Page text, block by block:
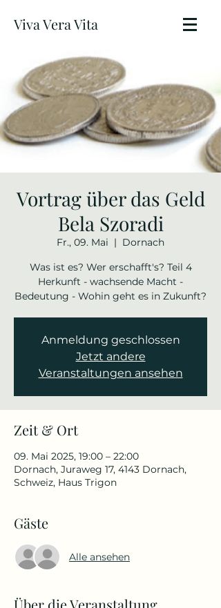
Viva Vera Vita
Vortrag über das Geld
Bela Szoradi
Fr., 09. Mai
  |
Dornach
Was ist es? Wer erschafft's? Teil 4
Herkunft - wachsende Macht -
Bedeutung - Wohin geht es in Zukunft?
Anmeldung geschlossen
Jetzt andere
Veranstaltungen ansehen
Zeit & Ort
09. Mai 2025, 19:00 – 22:00
Dornach, Juraweg 17, 4143 Dornach,
Schweiz, Haus Trigon
Gäste
Alle ansehen
Über die Veranstaltung